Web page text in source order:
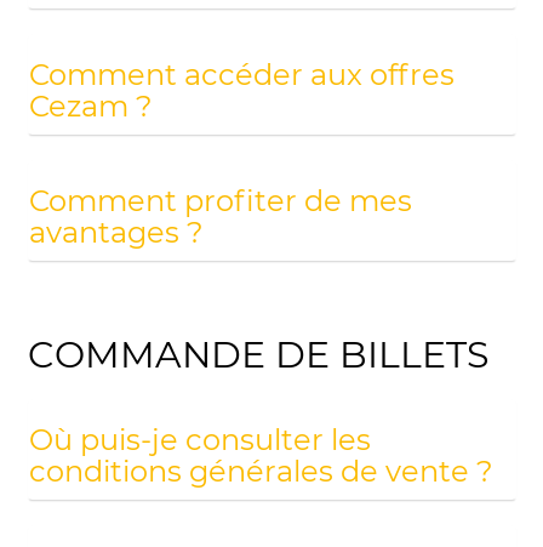
Comment accéder aux offres
Cezam ?
Comment profiter de mes
avantages ?
COMMANDE DE BILLETS
Où puis-je consulter les
conditions générales de vente ?